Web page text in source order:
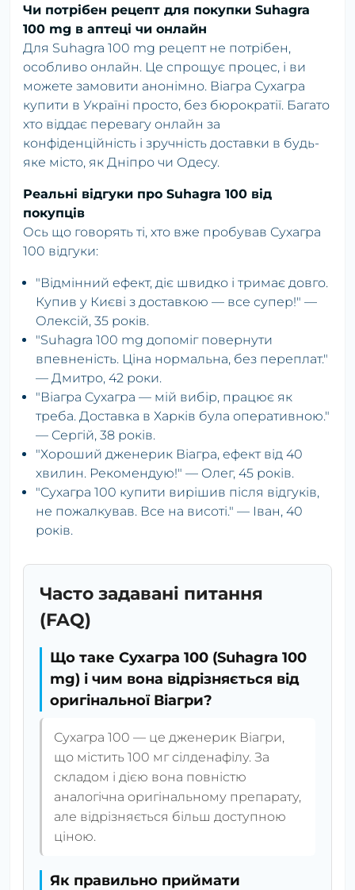
Чи потрібен рецепт для покупки Suhagra
100 mg в аптеці чи онлайн
Для Suhagra 100 mg рецепт не потрібен,
особливо онлайн. Це спрощує процес, і ви
можете замовити анонімно. Віагра Сухагра
купити в Україні просто, без бюрократії. Багато
хто віддає перевагу онлайн за
конфіденційність і зручність доставки в будь-
яке місто, як Дніпро чи Одесу.
Реальні відгуки про Suhagra 100 від
покупців
Ось що говорять ті, хто вже пробував Сухагра
100 відгуки:
"Відмінний ефект, діє швидко і тримає довго.
Купив у Києві з доставкою — все супер!" —
Олексій, 35 років.
"Suhagra 100 mg допоміг повернути
впевненість. Ціна нормальна, без переплат."
— Дмитро, 42 роки.
"Віагра Сухагра — мій вибір, працює як
треба. Доставка в Харків була оперативною."
— Сергій, 38 років.
"Хороший дженерик Віагра, ефект від 40
хвилин. Рекомендую!" — Олег, 45 років.
"Сухагра 100 купити вирішив після відгуків,
не пожалкував. Все на висоті." — Іван, 40
років.
Часто задавані питання
(FAQ)
Що таке Сухагра 100 (Suhagra 100
mg) і чим вона відрізняється від
оригінальної Віагри?
Сухагра 100 — це дженерик Віагри,
що містить 100 мг сілденафілу. За
складом і дією вона повністю
аналогічна оригінальному препарату,
але відрізняється більш доступною
ціною.
Як правильно приймати